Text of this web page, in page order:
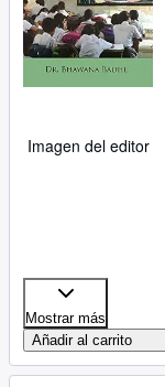
Imagen del editor
Mostrar más
Añadir al carrito